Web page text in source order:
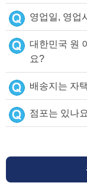
영업일, 영업
대한민국 원
요?
배송지는 자
점포는 있나